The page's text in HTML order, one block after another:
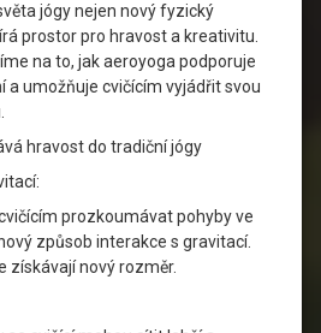
jógy nejen nový fyzický
prostor pro hravost a kreativitu.
na to, jak aeroyoga podporuje
a umožňuje cvičícím vyjádřit svou
hravost do tradiční jógy
prozkoumávat pohyby ve
způsob interakce s gravitací.
získávají nový rozměr.